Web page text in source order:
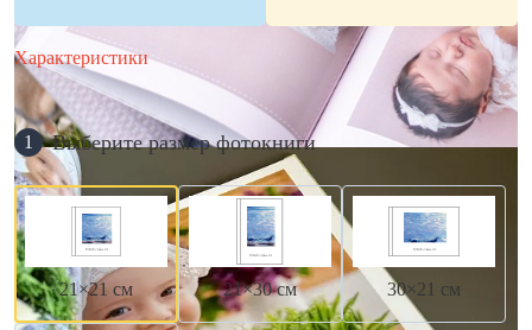
Характеристики
1 Выберите размер фотокниги
21×21 см 21×30 см 30×21 см